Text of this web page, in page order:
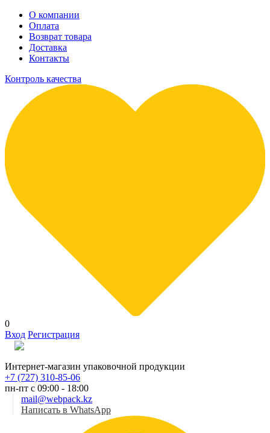
О компании
Оплата
Возврат товара
Доставка
Контакты
Контроль качества
0
Вход Регистрация
Интернет-магазин упаковочной продукции
+7 (727) 310-85-06
пн-пт с 09:00 - 18:00
mail@webpack.kz
Написать в WhatsApp